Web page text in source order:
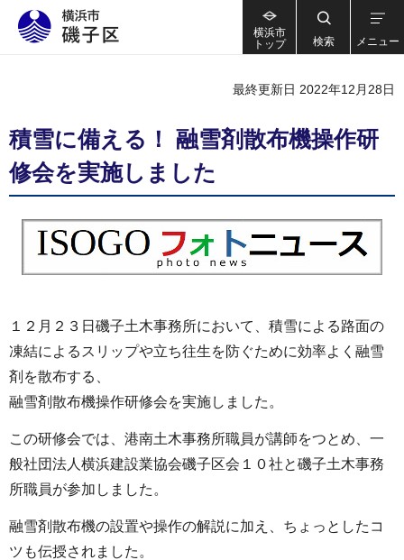
横浜市
トップ
検索 メニュー
最終更新日 2022年12月28日
積雪に備える！ 融雪剤散布機操作研
修会を実施しました
１２月２３日磯子土木事務所において、積雪による路面の
凍結によるスリップや立ち往生を防ぐために効率よく融雪
剤を散布する、
融雪剤散布機操作研修会を実施しました。
この研修会では、港南土木事務所職員が講師をつとめ、一
般社団法人横浜建設業協会磯子区会１０社と磯子土木事務
所職員が参加しました。
融雪剤散布機の設置や操作の解説に加え、ちょっとしたコ
ツも伝授されました。